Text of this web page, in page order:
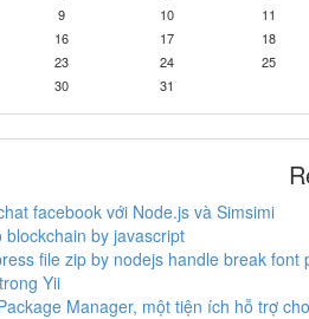
9
10
11
16
17
18
23
24
25
30
31
facebook với Node.js và Simsimi
blockchain by javascript
file zip by nodejs handle break font
Yii
Manager, một tiện ích hỗ trợ